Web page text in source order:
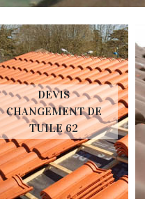
DEVIS
CHANGEMENT DE
TUILE 62